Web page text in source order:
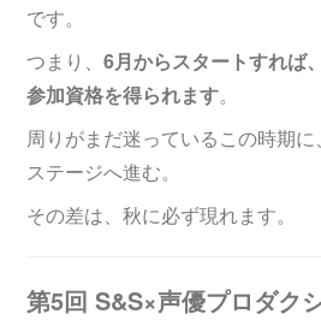
です。
つまり、6月からスタートすれば
参加資格を得られます。
周りがまだ迷っているこの時期
ステージへ進む。
その差は、秋に必ず現れます。
第5回 S&S×声優プロダク